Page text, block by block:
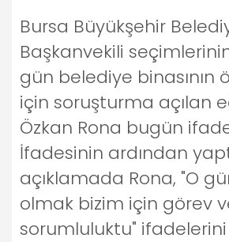
Bursa Büyükşehir
Başkanvekili
gün belediye binasının
için soruşturma açılan
Özkan Rona bugün
İfadesinin ardından
açıklamada Rona, "O
olmak bizim için görev
sorumluluktu" ifadelerini